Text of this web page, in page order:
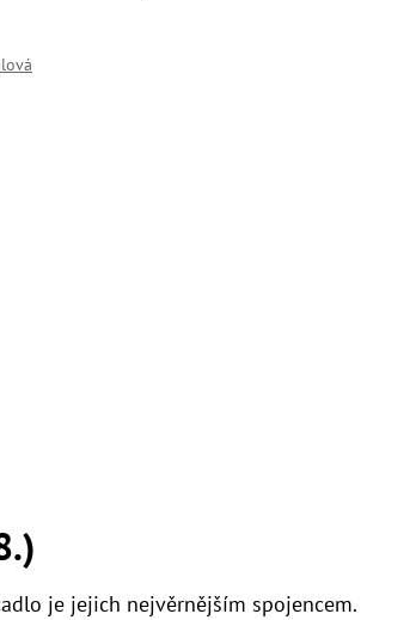
je jejich nejvěrnějším spojencem.